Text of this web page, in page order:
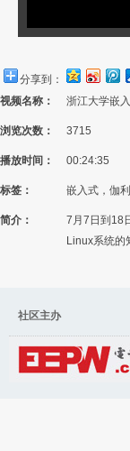
分享到：
视频名称：
浙江大学嵌
浏览次数： 3715
播放时间： 00:24:35
标签： 嵌入式，伽
简介：
7月7日到18
Linux系统的
社区主